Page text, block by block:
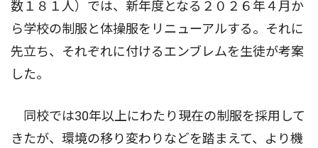
数１８１人）では、新年度となる２０２６年４月か
ら学校の制服と体操服をリニューアルする。それに
先立ち、それぞれに付けるエンブレムを生徒が考案
した。
同校では30年以上にわたり現在の制服を採用して
きたが、環境の移り変わりなどを踏まえて、より機